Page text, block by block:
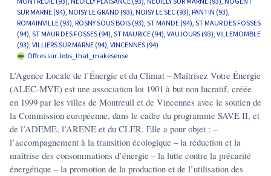
SUR MARNE (94), NOISY LE GRAND (93), NOISY LE SEC (93), PANTIN (93),
ROMAINVILLE (93), ROSNY SOUS BOIS (93), ST MANDE (94), ST MAUR DES FOSSES
(94), ST MAUR DES FOSSES (94), ST MAURICE (94), VAUJOURS (93), VILLEMOMBLE
(93), VILLIERS SUR MARNE (94), VINCENNES (94)
Offres sur Jobs_that_makesense
L’Agence Locale de l’Énergie et du Climat – Maîtrisez Votre Énergie
(ALEC-MVE) est une association loi 1901 à but non lucratif, créée
en 1999 par les villes de Montreuil et de Vincennes avec le soutien de
la Commission européenne, dans le cadre du programme SAVE II, et
de l’ADEME, l’ARENE et du CLER. Elle a pour objet : –
l’accompagnement à la transition écologique – la réduction et la
maîtrise des consommations d’énergie – la lutte contre la précarité
énergétique – la promotion de la production et de l’utilisation des